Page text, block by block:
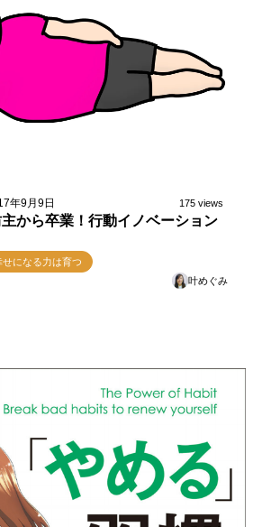
年9月9日 175 views
から卒業！行動イノベーション
せになる力は育つ
叶めぐみ